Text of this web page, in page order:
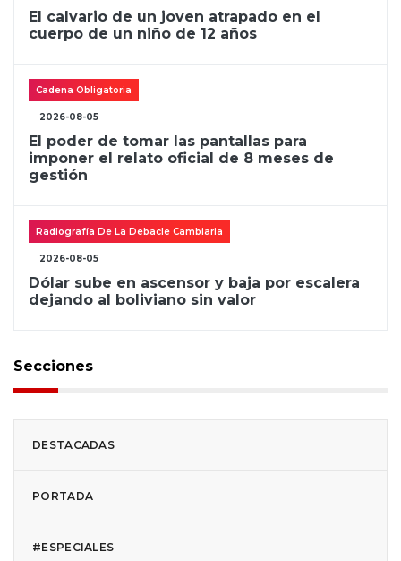
El calvario de un joven atrapado en el
cuerpo de un niño de 12 años
Cadena Obligatoria
2026-08-05
El poder de tomar las pantallas para
imponer el relato oficial de 8 meses de
gestión
Radiografía De La Debacle Cambiaria
2026-08-05
Dólar sube en ascensor y baja por escalera
dejando al boliviano sin valor
Secciones
DESTACADAS
PORTADA
#ESPECIALES